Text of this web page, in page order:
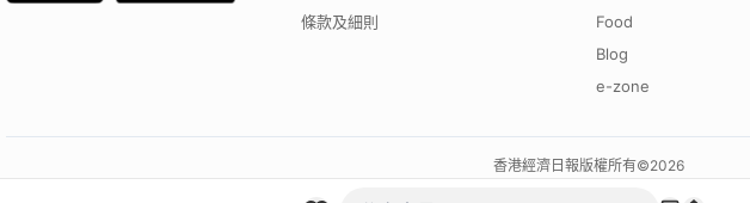
條款及細則
Food
Blog
e-zone
香港經濟日報版權所有©2026